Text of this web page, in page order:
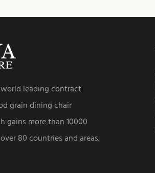
leading contract
grain dining chair
gains more than 10000
80 countries and areas.